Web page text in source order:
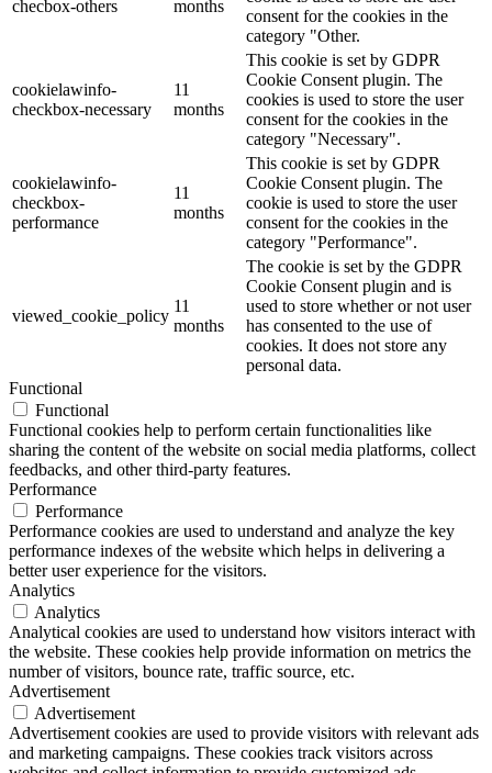
checbox-others
months
consent for the cookies in the
category "Other.
cookielawinfo-
checkbox-necessary
11
months
This cookie is set by GDPR
Cookie Consent plugin. The
cookies is used to store the user
consent for the cookies in the
category "Necessary".
cookielawinfo-
checkbox-
performance
11
months
This cookie is set by GDPR
Cookie Consent plugin. The
cookie is used to store the user
consent for the cookies in the
category "Performance".
viewed_cookie_policy
11
months
The cookie is set by the GDPR
Cookie Consent plugin and is
used to store whether or not user
has consented to the use of
cookies. It does not store any
personal data.
Functional
Functional
Functional cookies help to perform certain functionalities like
sharing the content of the website on social media platforms, collect
feedbacks, and other third-party features.
Performance
Performance
Performance cookies are used to understand and analyze the key
performance indexes of the website which helps in delivering a
better user experience for the visitors.
Analytics
Analytics
Analytical cookies are used to understand how visitors interact with
the website. These cookies help provide information on metrics the
number of visitors, bounce rate, traffic source, etc.
Advertisement
Advertisement
Advertisement cookies are used to provide visitors with relevant ads
and marketing campaigns. These cookies track visitors across